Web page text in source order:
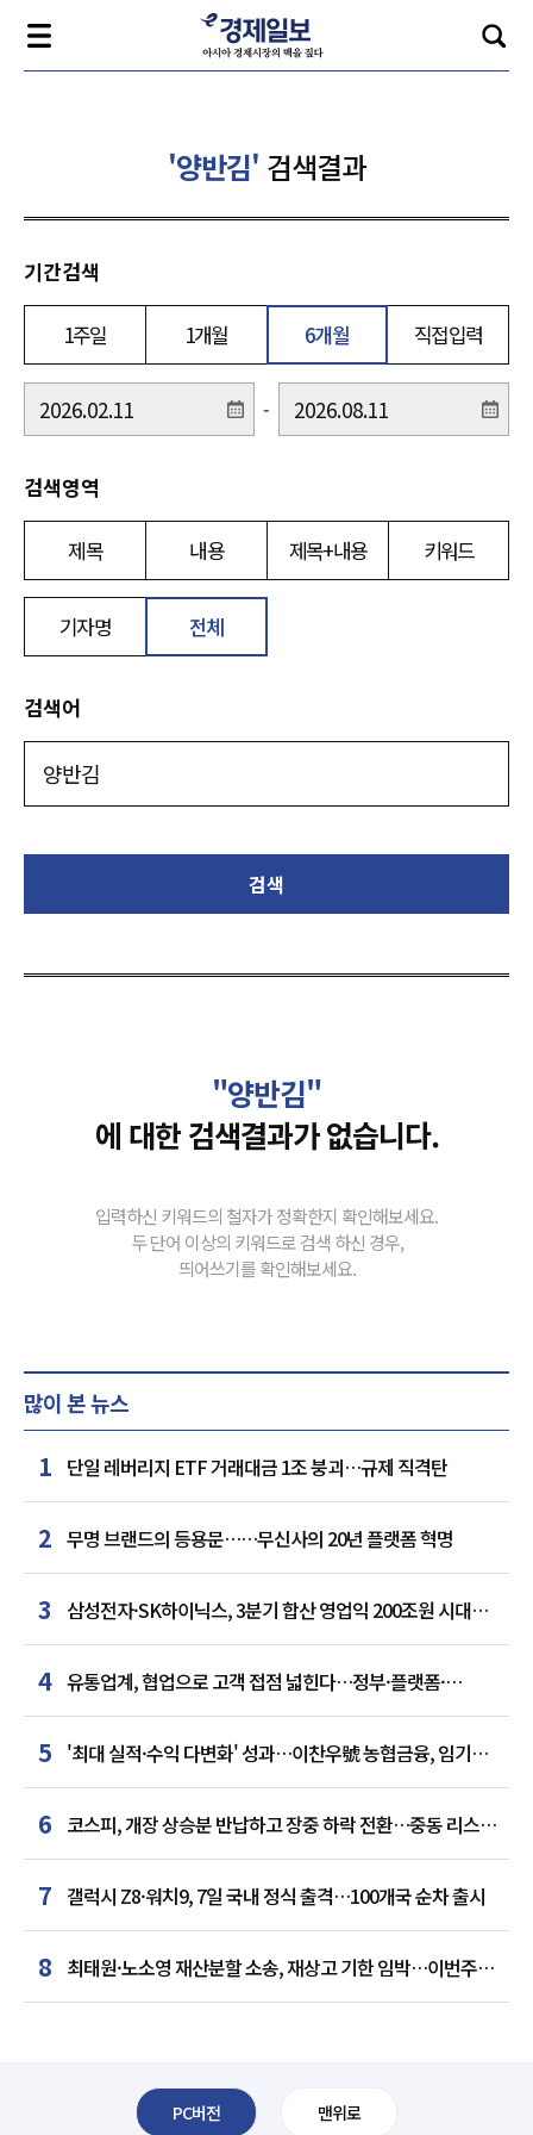
'양반김' 검색결과
기간검색
1주일 1개월 6개월 직접입력
-
검색영역
제목 내용 제목+내용 키워드
기자명 전체
검색어
검색
"양반김"
에 대한 검색결과가 없습니다.
입력하신 키워드의 철자가 정확한지 확인해보세요.
두 단어 이상의 키워드로 검색 하신 경우,
띄어쓰기를 확인해보세요.
많이 본 뉴스
1 단일 레버리지 ETF 거래대금 1조 붕괴…규제 직격탄
2 무명 브랜드의 등용문……무신사의 20년 플랫폼 혁명
3
삼성전자·SK하이닉스, 3분기 합산 영업익 200조원 시대
여나…中 추격은 부담
4 유통업계, 협업으로 고객 접점 넓힌다…정부·플랫폼·
인플루언서와 맞손
5 '최대 실적·수익 다변화' 성과…이찬우號 농협금융, 임기
말년 성장 박차
6 코스피, 개장 상승분 반납하고 장중 하락 전환…중동 리스크·
美 경계감
7 갤럭시 Z8·워치9, 7일 국내 정식 출격…100개국 순차 출시
8 최태원·노소영 재산분할 소송, 재상고 기한 임박…이번주
결론 갈림길
PC버전 맨위로